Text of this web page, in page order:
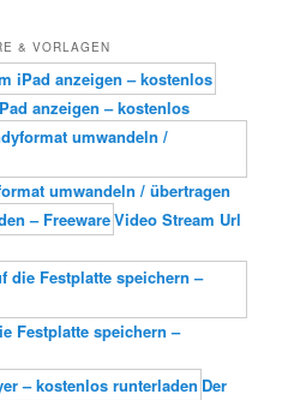
& VORLAGEN
anzeigen – kostenlos
umwandeln / übertragen
Video Stream Url
Festplatte speichern –
Der